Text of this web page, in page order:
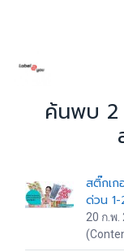
ค้นพบ 2
สติ๊กเก
ด่วน
20 ก.พ.